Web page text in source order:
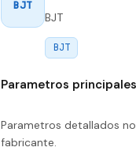
BJT
BJT
BJT
Parametros principales
Parametros detallados
fabricante.